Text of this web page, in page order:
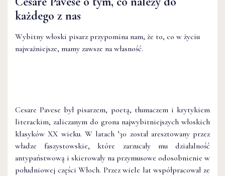
każdego z nas
Wybitny włoski pisarz przypomina nam, że to, co w życiu
najważniejsze, mamy zawsze na własność.
Cesare Pavese był pisarzem, poetą, tłumaczem i krytykiem
literackim, zaliczanym do grona najwybitniejszych włoskich
klasyków XX wieku. W latach ’30 został aresztowany przez
władze faszystowskie, które zarzucały mu działalność
antypaństwową i skierowały na przymusowe odosobnienie w
południowej części Włoch. Przez wiele lat współpracował ze